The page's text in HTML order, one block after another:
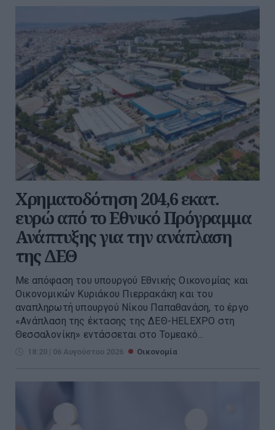
Χρηματοδότηση 204,6 εκατ.
ευρώ από το Εθνικό Πρόγραμμα
Ανάπτυξης για την ανάπλαση
της ΔΕΘ
Με απόφαση του υπουργού Εθνικής Οικονομίας και
Οικονομικών Κυριάκου Πιερρακάκη και του
αναπληρωτή υπουργού Νίκου Παπαθανάση, το έργο
«Ανάπλαση της έκτασης της ΔΕΘ-HELEXPO στη
Θεσσαλονίκη» εντάσσεται στο Τομεακό...
18:20 | 06 Αυγούστου 2026 Οικονομία